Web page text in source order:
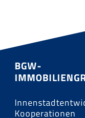
BGW-
Kooperationen